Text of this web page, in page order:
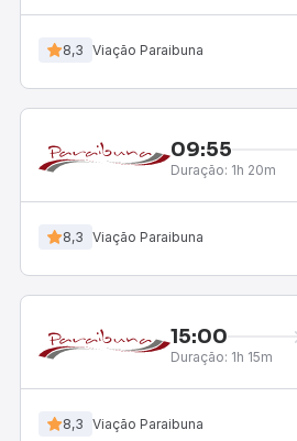
8,3 Viação Paraibuna
09:55
Duração: 1h 20m
8,3 Viação Paraibuna
15:00
Duração: 1h 15m
8,3 Viação Paraibuna